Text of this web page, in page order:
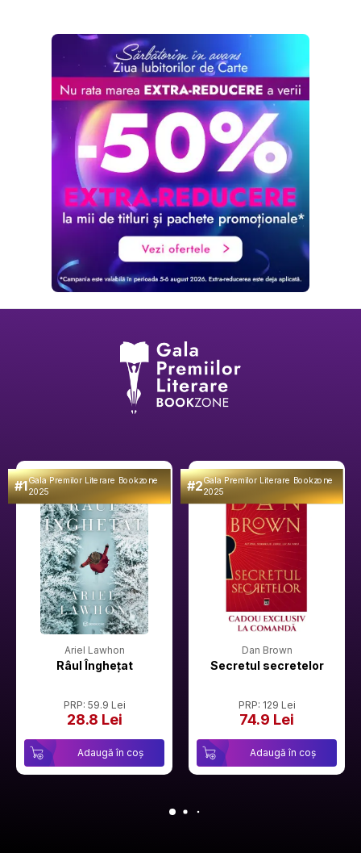
#1Gala Premilor Literare Bookzone
2025
Ariel Lawhon
Râul Înghețat
PRP: 59.9 Lei
28.8 Lei
Adaugă în coș
#2Gala Premilor Literare Bookzone
2025
Dan Brown
Secretul secretelor
PRP: 129 Lei
74.9 Lei
Adaugă în coș